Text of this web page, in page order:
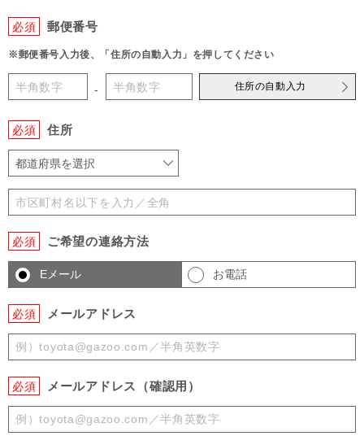
必須 郵便番号
※郵便番号入力後、「住所の自動入力」を押してください
- 住所の自動入力
必須 住所
都道府県を選択
必須 ご希望の連絡方法
Eメール お電話
必須 メールアドレス
必須 メールアドレス（確認用）